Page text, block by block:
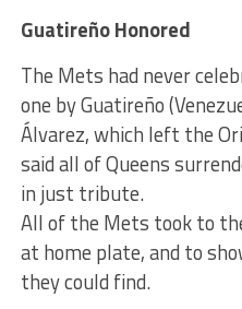
Guatireño Honored
The Mets had never
one by Guatireño
Álvarez, which left the
said all of Queens
in just tribute.
All of the Mets took to
at home plate, and to
they could find.